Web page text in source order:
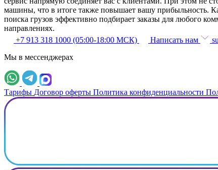
машины, что в итоге также повышает вашу прибыльность.
поиска грузов эффективно подбирает заказы для любого
направлениях.
+7 913 318 1000 (05:00-18:00 МСК)
Написать нам
Мы в мессенджерах
Тарифы Договор оферты Политика конфиденциальности